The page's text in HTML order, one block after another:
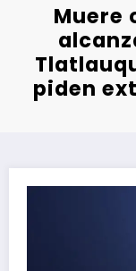
Muere
piden